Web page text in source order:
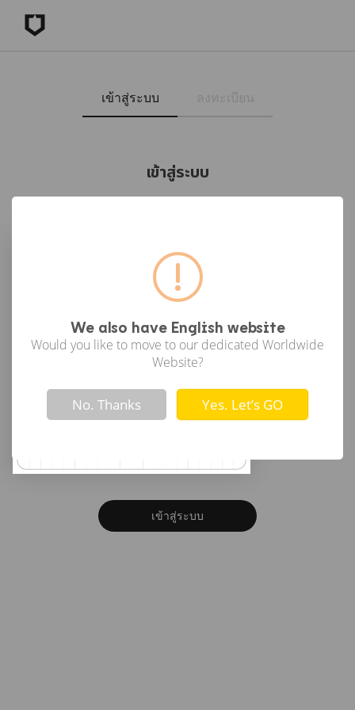
We also have English website
Would you like to move to our dedicated Worldwide
Website?
! Not valid!
No. Thanks Yes. Let’s GO
เข้าสู่ระบบ
เข้าสู่ระบบ
เข้าสู่ระบบด้วย Google
or
รหัสผ่าน